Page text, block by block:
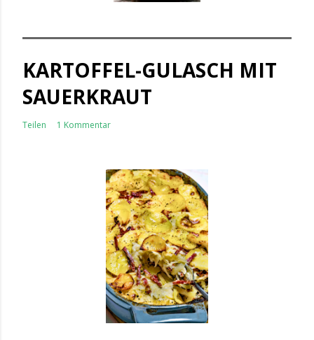
KARTOFFEL-GULASCH MIT
SAUERKRAUT
Teilen 1 Kommentar